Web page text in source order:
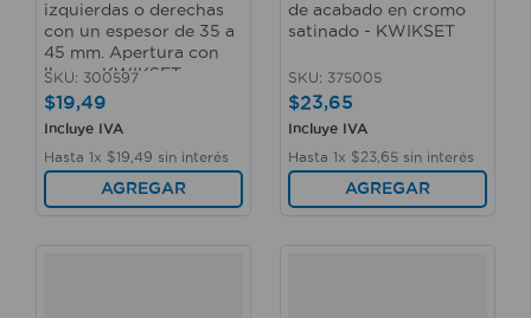
izquierdas o derechas
con un espesor de 35 a
45 mm. Apertura con
llave. - KWIKSET
SKU: 300597
$19,49
Incluye IVA
Hasta 1x $19 49 sin interés
AGREGAR
de acabado en cromo
satinado - KWIKSET
SKU: 375005
$23,65
Incluye IVA
Hasta 1x $23 65 sin interés
AGREGAR